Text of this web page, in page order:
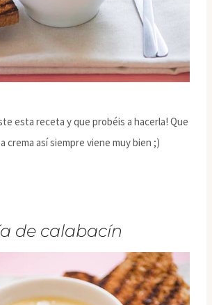
esta receta y que probéis a hacerla! Que
crema así siempre viene muy bien ;)
de calabacín